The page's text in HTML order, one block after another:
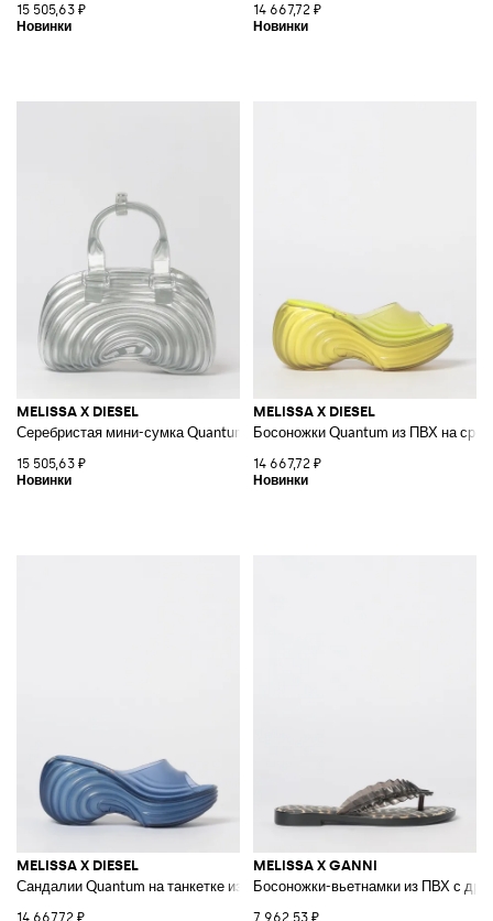
15 505,63 ₽ 14 667,72 ₽
MELISSA X DIESEL
Серебристая мини-сумка Quantum Dome из ПВХ
15 505,63 ₽
MELISSA X DIESEL
Босоножки Quantum из ПВХ на
14 667,72 ₽
MELISSA X DIESEL
Сандалии Quantum на танкетке из коллаборации из ПВХ
14 667,72 ₽
MELISSA X GANNI
Босоножки-вьетнамки из ПВХ с
7 962,53 ₽